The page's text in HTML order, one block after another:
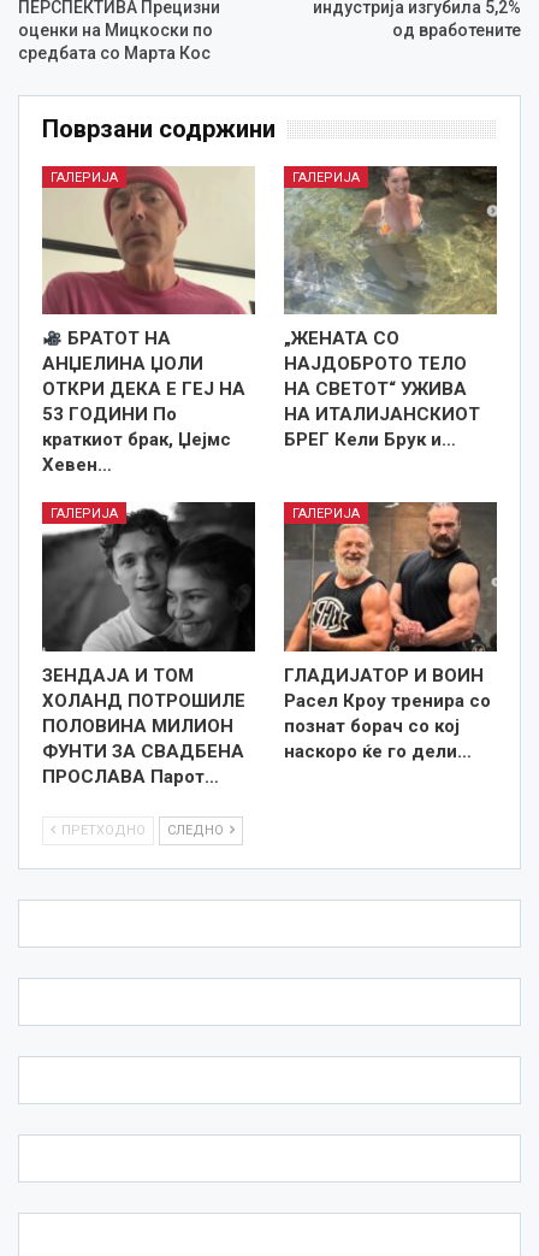
ПЕРСПЕКТИВА Прецизни
оценки на Мицкоски по
средбата со Марта Кос
индустрија изгубила 5,2%
од вработените
Поврзани содржини
ГАЛЕРИЈА
БРАТОТ НА
АНЏЕЛИНА ЏОЛИ
ОТКРИ ДЕКА Е ГЕЈ НА
53 ГОДИНИ По
краткиот брак, Џејмс
Хевен…
ГАЛЕРИЈА
„ЖЕНАТА СО
НАЈДОБРОТО ТЕЛО
НА СВЕТОТ“ УЖИВА
НА ИТАЛИЈАНСКИОТ
БРЕГ Кели Брук и…
ГАЛЕРИЈА
ЗЕНДАЈА И ТОМ
ХОЛАНД ПОТРОШИЛЕ
ПОЛОВИНА МИЛИОН
ФУНТИ ЗА СВАДБЕНА
ПРОСЛАВА Парот…
ГАЛЕРИЈА
ГЛАДИЈАТОР И ВОИН
Расел Кроу тренира со
познат борач со кој
наскоро ќе го дели…
ПРЕТХОДНО СЛЕДНО